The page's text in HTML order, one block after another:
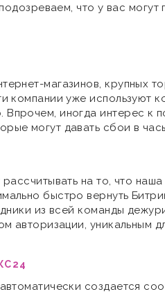
что у вас
магазинов, крупных
компании уже используют
иногда интерес к
могут давать сбои в
на то, что
быстро вернуть
из всей команды
авторизации, уникальным
создается